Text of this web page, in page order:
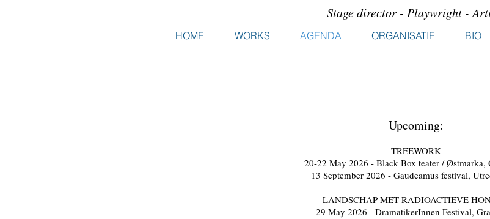
Stage director - Playwright -
HOME WORKS AGENDA ORGANISATIE BIO
Upcoming:
TREEWORK
20-22 May 2026 - Black Box teater / Østmarka,
13 September 2026 - Gaudeamus festival,
LANDSCHAP MET RADIOACTIEVE
29 May 2026 - DramatikerInnen Festival,